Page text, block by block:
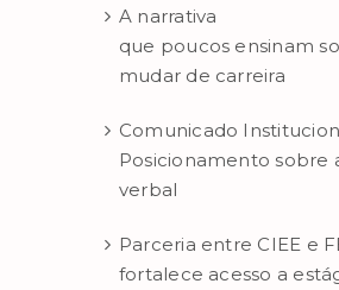
A narrativa
que poucos ensinam
mudar de carreira
Comunicado
Posicionamento sobre
verbal
Parceria entre CIEE e
fortalece acesso a